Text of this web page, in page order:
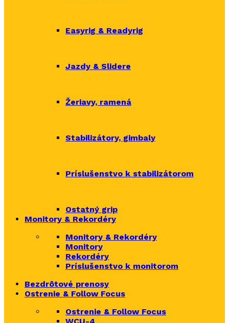
Easyrig & Readyrig
Jazdy & Slidere
Žeriavy, ramená
Stabilizátory, gimbaly
Príslušenstvo k stabilizátorom
Ostatný grip
Monitory & Rekordéry
Monitory & Rekordéry
Monitory
Rekordéry
Príslušenstvo k monitorom
Bezdrôtové prenosy
Ostrenie & Follow Focus
Ostrenie & Follow Focus